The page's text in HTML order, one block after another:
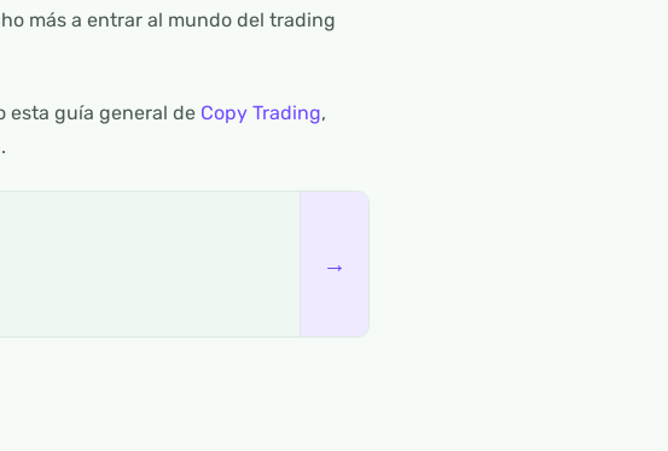
más a entrar al mundo del trading
esta guía general de Copy Trading,
→